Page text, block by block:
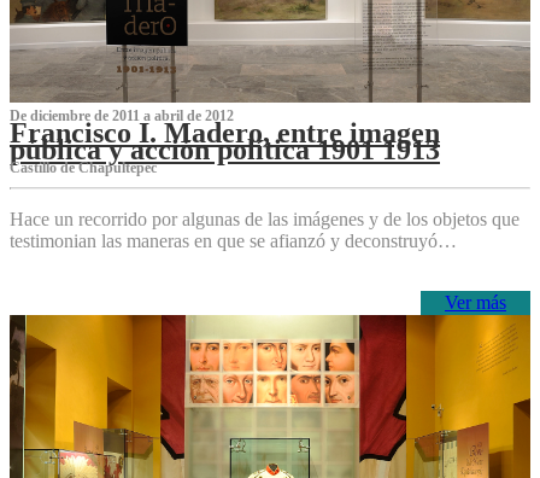
De diciembre de 2011 a abril de 2012
Francisco I. Madero, entre imagen
pública y acción política 1901 1913
Castillo de Chapultepec
Hace un recorrido por algunas de las imágenes y de los objetos que
testimonian las maneras en que se afianzó y deconstruyó…
Ver más